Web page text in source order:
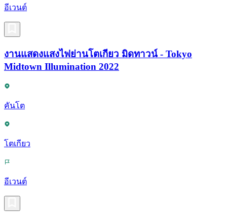
อีเวนต์
งานแสดงแสงไฟย่านโตเกียว มิดทาวน์ - Tokyo
Midtown Illumination 2022
คันโต
โตเกียว
อีเวนต์